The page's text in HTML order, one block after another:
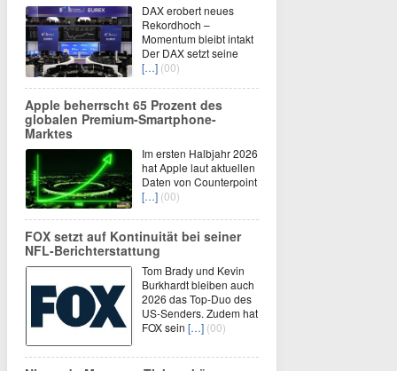
DAX erobert neues
Rekordhoch –
Momentum bleibt intakt
Der DAX setzt seine
[…] (00)
Apple beherrscht 65 Prozent des
globalen Premium-Smartphone-
Marktes
Im ersten Halbjahr 2026
hat Apple laut aktuellen
Daten von Counterpoint
[…] (00)
FOX setzt auf Kontinuität bei seiner
NFL-Berichterstattung
Tom Brady und Kevin
Burkhardt bleiben auch
2026 das Top-Duo des
US-Senders. Zudem hat
FOX sein […] (00)